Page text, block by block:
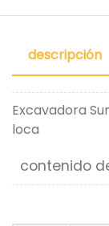
descripción
Excavadora
loca
contenido